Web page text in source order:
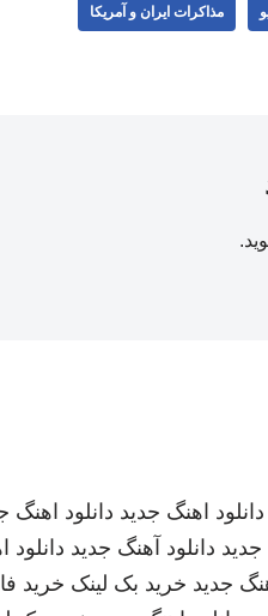
مذاکرات ایران و آمریکا
.
دانلود اهنگ جدید دانلود اهنگ
جدید دانلود آهنگ جدید دانلود
جدید خرید بک لینک خرید